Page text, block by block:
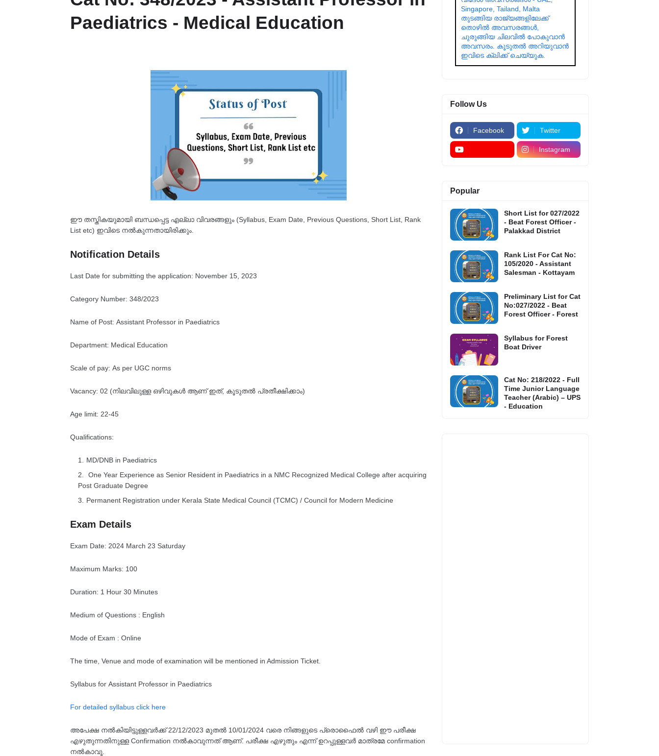
Paediatrics - Medical Education
ഈ തസ്തികയുമായി ബന്ധപ്പെട്ട എല്ലാ വിവരങ്ങളും (Syllabus, Exam Date, Previous Questions, Short List, Rank
List etc) ഇവിടെ നൽകുന്നതായിരിക്കും.
Notification Details
Last Date for submitting the application: November 15, 2023
Category Number: 348/2023
Name of Post: Assistant Professor in Paediatrics
Department: Medical Education
Scale of pay: As per UGC norms
Vacancy: 02 (നിലവിലുള്ള ഒഴിവുകൾ ആണ് ഇത്, കൂടുതൽ പ്രതീക്ഷിക്കാം)
Age limit: 22-45
Qualifications:
MD/DNB in Paediatrics
One Year Experience as Senior Resident in Paediatrics in a NMC Recognized Medical College after acquiring
Post Graduate Degree
Permanent Registration under Kerala State Medical Council (TCMC) / Council for Modern Medicine
Exam Details
Exam Date: 2024 March 23 Saturday
Maximum Marks: 100
Duration: 1 Hour 30 Minutes
Medium of Questions : English
Mode of Exam : Online
The time, Venue and mode of examination will be mentioned in Admission Ticket.
Syllabus for Assistant Professor in Paediatrics
For detailed syllabus click here
അപേക്ഷ നൽകിയിട്ടുള്ളവർക്ക് 22/12/2023 മുതൽ 10/01/2024 വരെ നിങ്ങളുടെ പ്രൊഫൈൽ വഴി ഈ പരീക്ഷ
എഴുതുന്നതിനുള്ള Confirmation നൽകാവുന്നത് ആണ്. പരീക്ഷ എഴുതും എന്ന് ഉറപ്പുള്ളവർ മാത്രമേ confirmation
നൽകാവൂ.
Singapore, Tailand, Malta
തുടങ്ങിയ രാജ്യങ്ങളിലേക്ക്
തൊഴിൽ അവസരങ്ങൾ,
ചുരുങ്ങിയ ചിലവിൽ പോകുവാൻ
അവസരം. കൂടുതൽ അറിയുവാൻ
ഇവിടെ ക്ലിക്ക് ചെയ്യുക.
Follow Us
Facebook Twitter
Instagram
Popular
Short List for 027/2022
- Beat Forest Officer -
Palakkad District
Rank List For Cat No:
105/2020 - Assistant
Salesman - Kottayam
Preliminary List for Cat
No:027/2022 - Beat
Forest Officer - Forest
Syllabus for Forest
Boat Driver
Cat No: 218/2022 - Full
Time Junior Language
Teacher (Arabic) – UPS
- Education